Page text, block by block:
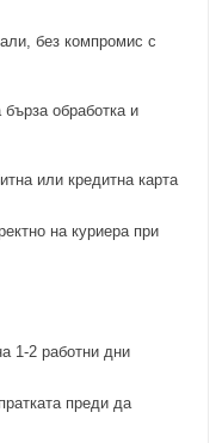
без компромис с
обработка и
или кредитна карта
на куриера при
1-2 работни дни
преди да